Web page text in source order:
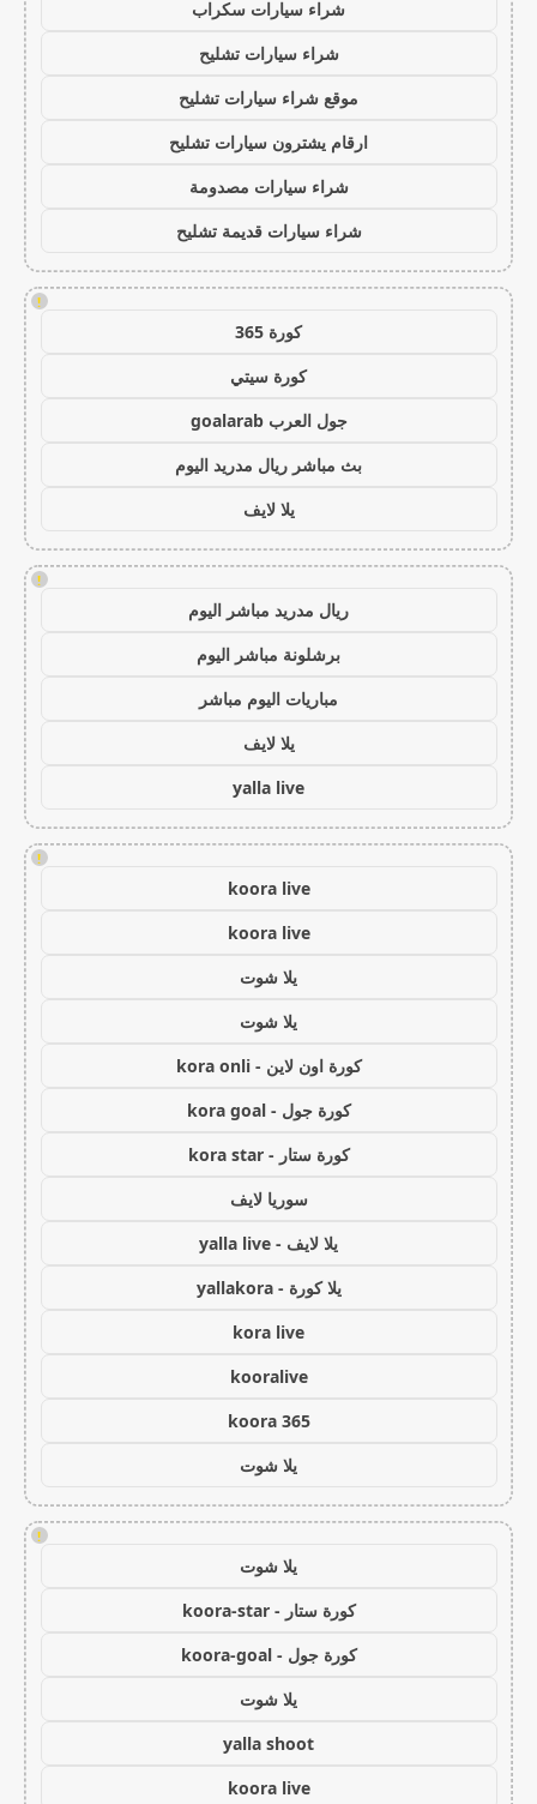
شراء سيارات سكراب
شراء سيارات تشليح
موقع شراء سيارات تشليح
ارقام يشترون سيارات تشليح
شراء سيارات مصدومة
شراء سيارات قديمة تشليح
!
كورة 365
كورة سيتي
جول العرب goalarab
بث مباشر ريال مدريد اليوم
يلا لايف
!
ريال مدريد مباشر اليوم
برشلونة مباشر اليوم
مباريات اليوم مباشر
يلا لايف
yalla live
!
koora live
koora live
يلا شوت
يلا شوت
كورة اون لاين - kora onli
كورة جول - kora goal
كورة ستار - kora star
سوريا لايف
يلا لايف - yalla live
يلا كورة - yallakora
kora live
kooralive
koora 365
يلا شوت
!
يلا شوت
كورة ستار - koora-star
كورة جول - koora-goal
يلا شوت
yalla shoot
koora live